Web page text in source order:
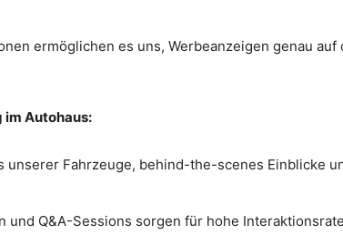
ermöglichen es uns, Werbeanzeigen genau
Autohaus:
unserer Fahrzeuge, behind-the-scenes Einblicke
und Q&A-Sessions sorgen für hohe